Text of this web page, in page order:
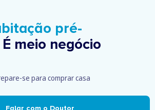
pré-
É meio negócio
se para comprar casa
Falar com o Doutor